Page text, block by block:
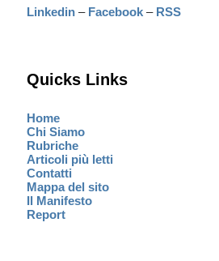
Linkedin – Facebook – RSS
Quicks Links
Home
Chi Siamo
Rubriche
Articoli più letti
Contatti
Mappa del sito
Il Manifesto
Report